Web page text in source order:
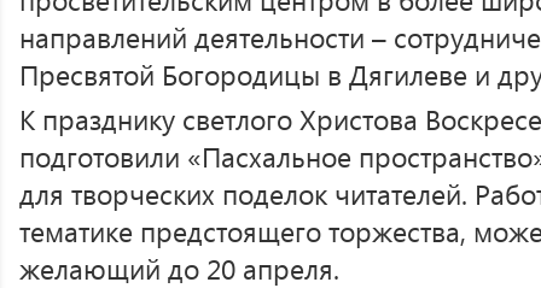
направлений деятельности –
Пресвятой Богородицы в Дягилеве и
К празднику светлого Христова
подготовили «Пасхальное
для творческих поделок читателей.
тематике предстоящего торжества,
желающий до 20 апреля.